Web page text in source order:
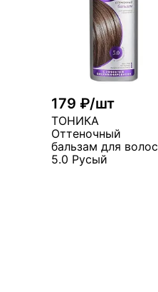
179 ₽/шт
ТОНИКА
Оттеночный
бальзам для волос
5.0 Русый